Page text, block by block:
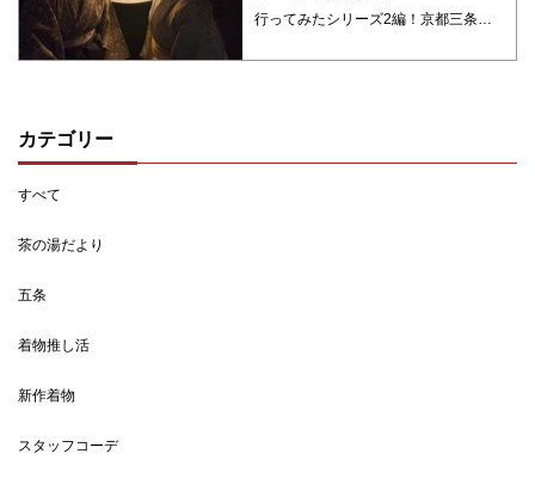
カテゴリー
すべて
茶の湯だより
五条
着物推し活
新作着物
スタッフコーデ
行ってみたシリーズ2編！京都三条に新しくできたセルフ写真館「君に心酔した瞬間に」に袴で行ってみました。記念日に、京都旅行に、お誕生日に着物の姿をスタジオ写真で残したい方にお勧めです。夢館の着物着て行かれたら基本料金1500円が1300円になるお得なキャンペーン中です！こちらでは撮影現場スケッチ、予約方法、料金、アクセスなど紹介します。